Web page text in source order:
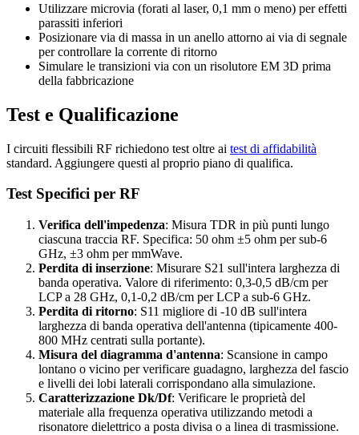
Utilizzare microvia (forati al laser, 0,1 mm o meno) per effetti
parassiti inferiori
Posizionare via di massa in un anello attorno ai via di segnale
per controllare la corrente di ritorno
Simulare le transizioni via con un risolutore EM 3D prima
della fabbricazione
Test e Qualificazione
I circuiti flessibili RF richiedono test oltre ai test di affidabilità
standard. Aggiungere questi al proprio piano di qualifica.
Test Specifici per RF
Verifica dell'impedenza: Misura TDR in più punti lungo
ciascuna traccia RF. Specifica: 50 ohm ±5 ohm per sub-6
GHz, ±3 ohm per mmWave.
Perdita di inserzione: Misurare S21 sull'intera larghezza di
banda operativa. Valore di riferimento: 0,3-0,5 dB/cm per
LCP a 28 GHz, 0,1-0,2 dB/cm per LCP a sub-6 GHz.
Perdita di ritorno: S11 migliore di -10 dB sull'intera
larghezza di banda operativa dell'antenna (tipicamente 400-
800 MHz centrati sulla portante).
Misura del diagramma d'antenna: Scansione in campo
lontano o vicino per verificare guadagno, larghezza del fascio
e livelli dei lobi laterali corrispondano alla simulazione.
Caratterizzazione Dk/Df: Verificare le proprietà del
materiale alla frequenza operativa utilizzando metodi a
risonatore dielettrico a posta divisa o a linea di trasmissione.